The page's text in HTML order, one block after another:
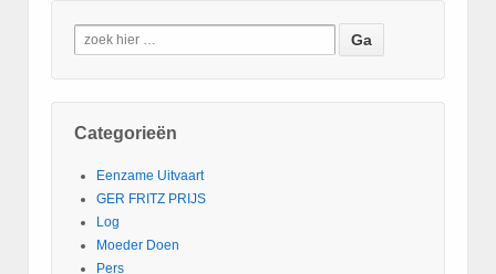
Categorieën
Eenzame Uitvaart
GER FRITZ PRIJS
Log
Moeder Doen
Pers